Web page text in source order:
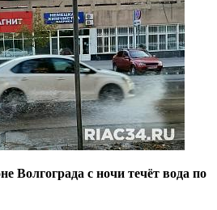
Волгограда с ночи течёт вода по